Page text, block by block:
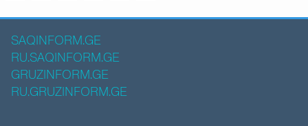
SAQINFORM.GE
RU.SAQINFORM.GE
GRUZINFORM.GE
RU.GRUZINFORM.GE